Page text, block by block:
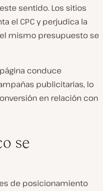
sentido. Los sitios
el CPC y perjudica la
mismo presupuesto se
conduce
publicitarias, lo
en relación con
se
de posicionamiento